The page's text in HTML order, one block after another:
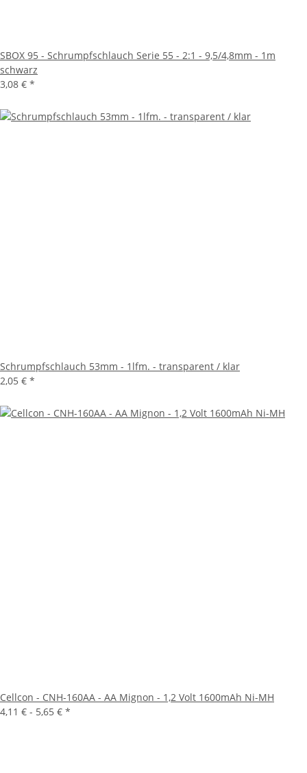
SBOX 95 - Schrumpfschlauch Serie 55 - 2:1 - 9,5/4,8mm - 1m
schwarz
3,08 € *
Schrumpfschlauch 53mm - 1lfm. - transparent / klar
2,05 € *
Cellcon - CNH-160AA - AA Mignon - 1,2 Volt 1600mAh Ni-MH
4,11 € - 5,65 € *